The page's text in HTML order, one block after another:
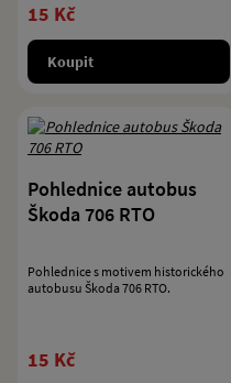
15 Kč
Koupit
Pohlednice autobus
Škoda 706 RTO
Pohlednice s motivem historického
autobusu Škoda 706 RTO.
15 Kč